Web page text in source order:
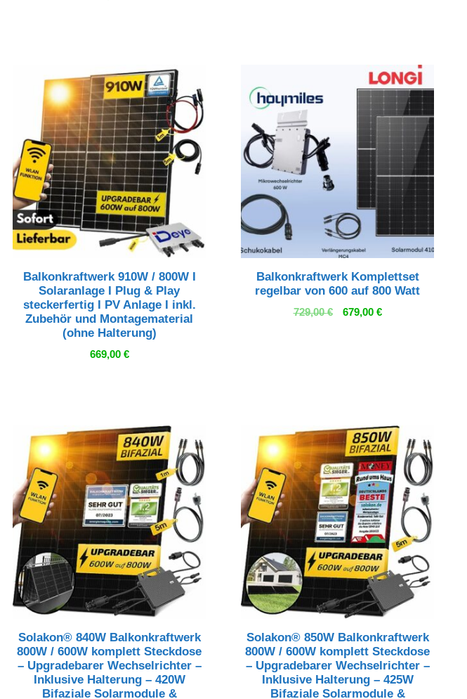
Balkonkraftwerk 910W / 800W I
Solaranlage I Plug & Play
steckerfertig I PV Anlage I inkl.
Zubehör und Montagematerial
(ohne Halterung)
669,00 €
Balkonkraftwerk Komplettset
regelbar von 600 auf 800 Watt
729,00€
Ursprünglicher
679,00 €Aktueller
Solakon® 840W Balkonkraftwerk
800W / 600W komplett Steckdose
– Upgradebarer Wechselrichter –
Inklusive Halterung – 420W
Bifaziale Solarmodule &
Solakon® 850W Balkonkraftwerk
800W / 600W komplett Steckdose
– Upgradebarer Wechselrichter –
Inklusive Halterung – 425W
Bifaziale Solarmodule &